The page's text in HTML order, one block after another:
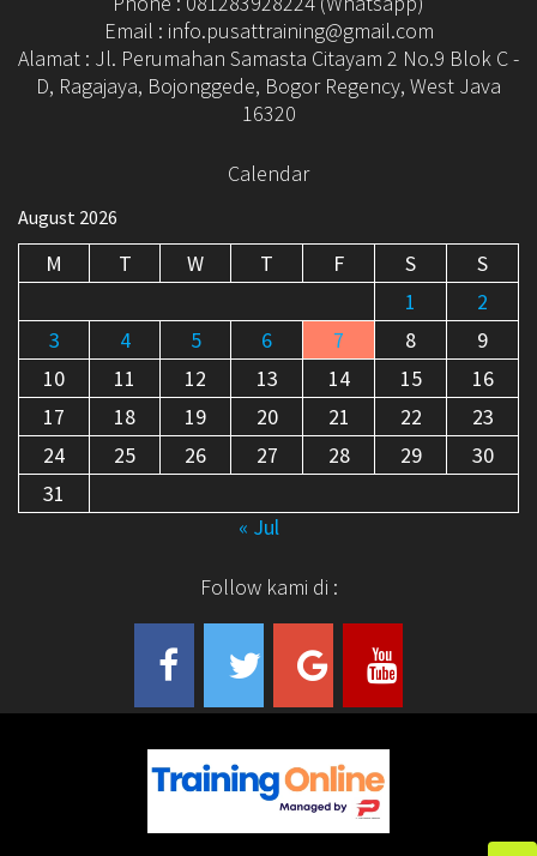
Email : info.pusattraining@gmail.com
Alamat : Jl. Perumahan Samasta Citayam 2 No.9 Blok C -
D, Ragajaya, Bojonggede, Bogor Regency, West Java
16320
Calendar
August 2026
M T W T F S
S
1
2
3
4 5 6 7 8
9
10
11 12 13 14 15
16
17
18 19 20 21 22
23
24
25 26 27 28 29
30
31
« Jul
Follow kami di :